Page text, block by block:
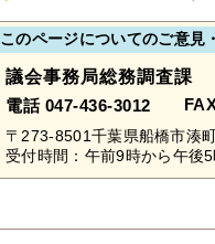
このページについてのご意見
議会事務局総務調査課
電話 047-436-3012
〒273-8501千葉県船橋市湊
受付時間：午前9時から午後